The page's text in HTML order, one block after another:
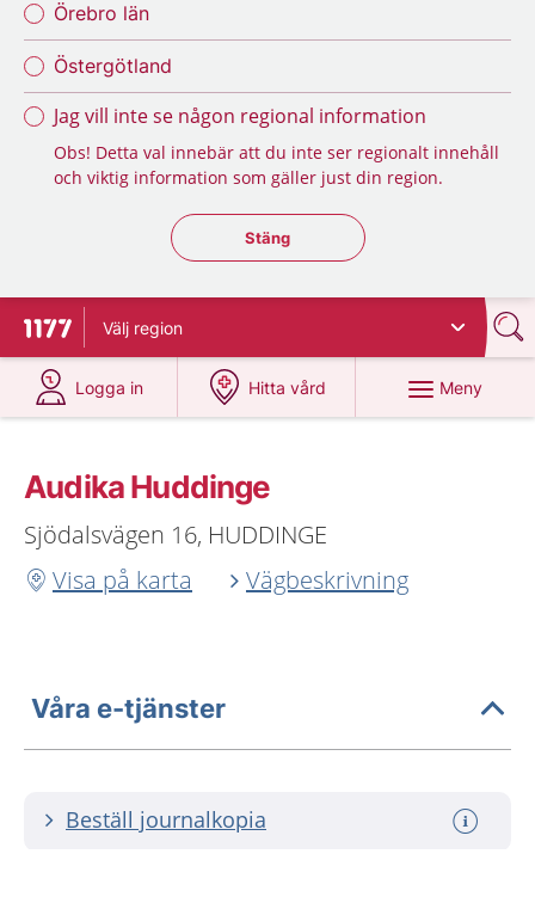
Örebro län
Östergötland
Jag vill inte se någon regional information
Obs! Detta val innebär att du inte ser regionalt innehåll
och viktig information som gäller just din region.
Stäng regionsväljaren
Stäng
Till startsidan för 1177
Välj region
Logga in
på 1177.se
Hitta vård
på 1177.se
Meny
Audika Huddinge
Sjödalsvägen 16, HUDDINGE
Visa på karta
Vägbeskrivning
Våra e-tjänster
Beställ journalkopia